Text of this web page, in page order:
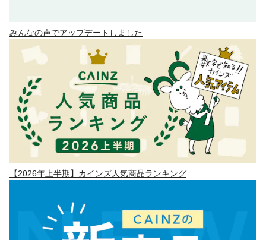
みんなの声でアップデートしました
【2026年上半期】カインズ人気商品ランキング